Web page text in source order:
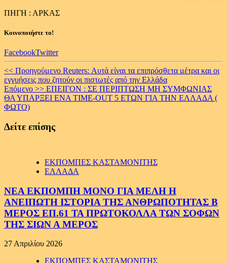
ΠΗΓΗ : ΑΡΚΑΣ
Κοινοποιήστε το!
FacebookTwitter
Continue
Reading
<< Προηγούμενο Reuters: Αυτά είναι τα επιπρόσθετα μέτρα και οι
εγγυήσεις που ζητούν οι πιστωτές από την Ελλάδα
Επόμενο >> ΕΠΕΙΓΟΝ : ΣΕ ΠΕΡΙΠΤΩΣΗ ΜΗ ΣΥΜΦΩΝΙΑΣ
ΘΑ ΥΠΑΡΞΕΙ ΕΝΑ ΤΙΜΕ-OUT 5 ETΩΝ ΓΙΑ ΤΗΝ ΕΛΛΑΔΑ (
ΦΩΤΟ)
Δείτε επίσης
ΕΚΠΟΜΠΕΣ ΚΑΣΤΑΜΟΝΙΤΗΣ
ΕΛΛΑΔΑ
ΝΕΑ ΕΚΠΟΜΠΗ ΜΟΝΟ ΓΙΑ ΜΕΛΗ Η
ΑΝΕΙΠΩΤΗ ΙΣΤΟΡΙΑ ΤΗΣ ΑΝΘΡΩΠΟΤΗΤΑΣ Β
ΜΕΡΟΣ ΕΠ.61 ΤΑ ΠΡΩΤΟΚΟΛΛΑ ΤΩΝ ΣΟΦΩΝ
ΤΗΣ ΣΙΩΝ Α ΜΕΡΟΣ
27 Απριλίου 2026
ΕΚΠΟΜΠΕΣ ΚΑΣΤΑΜΟΝΙΤΗΣ